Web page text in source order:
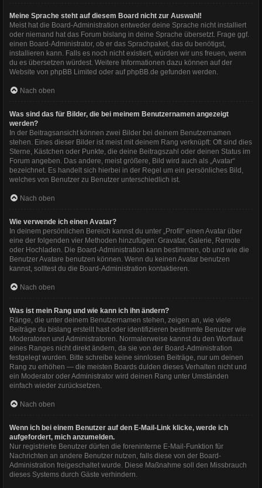
Meine Sprache steht auf diesem Board nicht zur Auswahl!
Meist hat die Board-Administration entweder deine Sprache nicht installiert
oder niemand hat das Forum bislang in deine Sprache übersetzt. Frage ggf.
einen Board-Administrator, ob er das Sprachpaket, das du benötigst,
installieren kann. Falls es noch nicht existiert, würden wir uns freuen, wenn
du es übersetzen würdest. Weitere Informationen dazu können auf der
Website von phpBB Limited oder auf phpBB.de gefunden werden.
Nach oben
Was sind das für Bilder, die bei meinem Benutzernamen angezeigt
werden?
In der Beitragsansicht können zwei Bilder bei deinem Benutzernamen
stehen. Eines dieser Bilder ist meist mit deinem Rang verknüpft: Oft sind dies
Sterne, Kästchen oder Punkte, die deine Beitragszahl oder deinen Status im
Forum angeben. Das andere, meist größere, Bild wird auch als „Avatar“
bezeichnet. Es handelt sich hierbei in der Regel um ein persönliches Bild,
welches von Benutzer zu Benutzer unterschiedlich ist.
Nach oben
Wie verwende ich einen Avatar?
In deinem persönlichen Bereich kannst du unter „Profil“ einen Avatar über
eine der folgenden vier Methoden hinzufügen: Gravatar, Galerie, Remote
oder Hochladen. Die Board-Administration kann bestimmen, ob und wie die
Benutzer Avatare benutzen können. Wenn du keinen Avatar benutzen
kannst, solltest du die Board-Administration kontaktieren.
Nach oben
Was ist mein Rang und wie kann ich ihn ändern?
Ränge, die unter deinem Benutzernamen stehen, zeigen an, wie viele
Beiträge du bislang erstellt hast oder identifizieren bestimmte Benutzer wie
Moderatoren und Administratoren. Normalerweise kannst du den Wortlaut
eines Ranges nicht direkt ändern, da sie von der Board-Administration
festgelegt wurden. Bitte schreibe keine sinnlosen Beiträge, nur um deinen
Rang zu erhöhen — die meisten Boards dulden dieses Verhalten nicht und
ein Moderator oder Administrator wird deinen Rang unter Umständen
einfach wieder zurücksetzen.
Nach oben
Wenn ich bei einem Benutzer auf den E-Mail-Link klicke, werde ich
aufgefordert, mich anzumelden.
Nur registrierte Benutzer dürfen die foreninterne E-Mail-Funktion für
Nachrichten an andere Benutzer nutzen, falls diese von der Board-
Administration freigeschaltet wurde. Diese Maßnahme soll den Missbrauch
dieses Systems durch Gäste verhindern.